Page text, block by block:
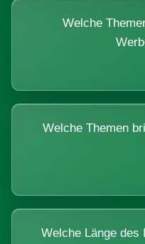
Welche
Welche Themen
Welche Länge des